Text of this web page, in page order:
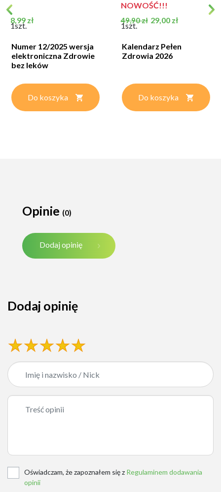
Cena
8,99 zł
1szt.
Numer 12/2025 wersja
elektroniczna Zdrowie
bez leków
Do koszyka
NOWOŚĆ!!!
Cena podstawowa
49,90 zł Cena
29,00 zł
1szt.
Kalendarz Pełen
Zdrowia 2026
Do koszyka
Opinie (0)
Dodaj opinię
Dodaj opinię
Oświadczam, że zapoznałem się z Regulaminem dodawania
opinii